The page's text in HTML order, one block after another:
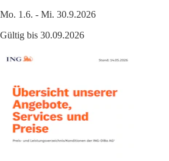
Mo. 1.6. - Mi. 30.9.2026
Gültig bis 30.09.2026